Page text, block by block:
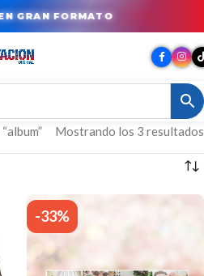
GRAN FORMATO
Mostrando los 3 resultados
-33%